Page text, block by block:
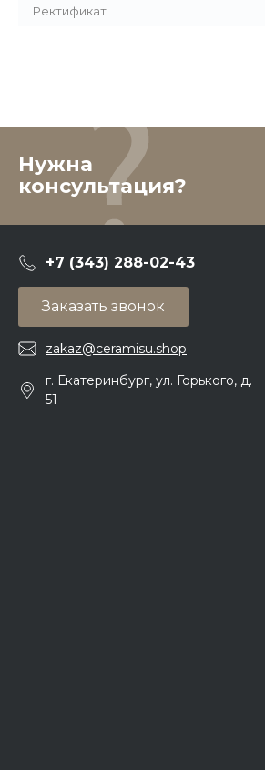
Ректификат
Нужна
консультация?
+7 (343) 288-02-43
Заказать звонок
zakaz@ceramisu.shop
г. Екатеринбург, ул. Горького, д.
51